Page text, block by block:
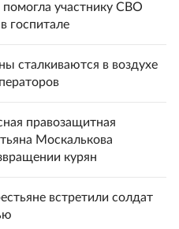
участнику СВО
госпитале
сталкиваются в воздухе
правозащитная
Москалькова
курян
встретили солдат